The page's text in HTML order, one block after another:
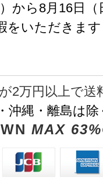
から8月16日
をいただきます
2万円以上で送
沖縄・離島は
MAX